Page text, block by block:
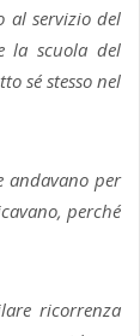
al servizio del
la scuola del
sé stesso nel
andavano per
perché
ricorrenza